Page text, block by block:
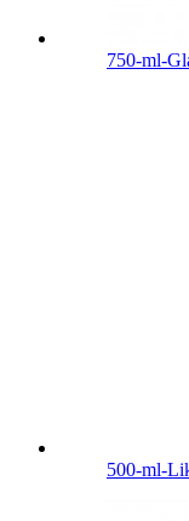
750-ml-
500-ml-